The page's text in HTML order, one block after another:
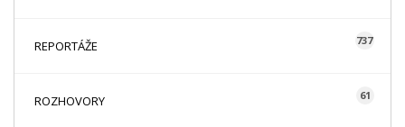
REPORTÁŽE 737
ROZHOVORY 61